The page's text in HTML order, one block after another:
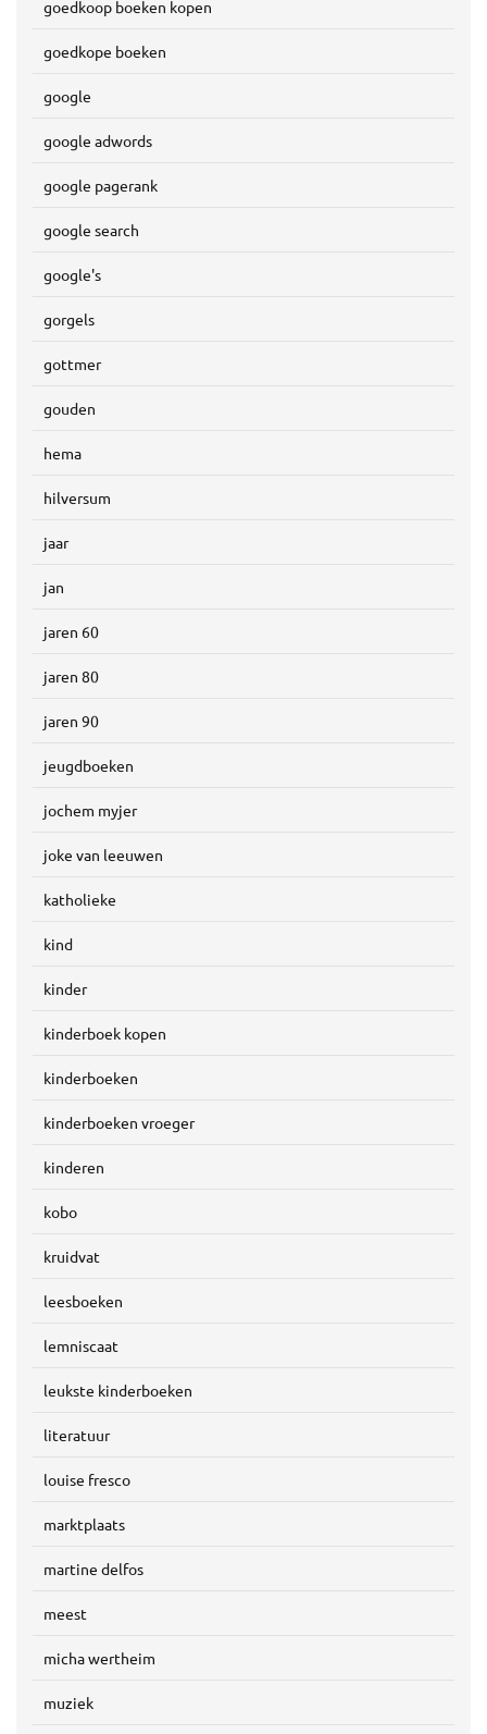
goedkoop boeken kopen
goedkope boeken
google
google adwords
google pagerank
google search
google's
gorgels
gottmer
gouden
hema
hilversum
jaar
jan
jaren 60
jaren 80
jaren 90
jeugdboeken
jochem myjer
joke van leeuwen
katholieke
kind
kinder
kinderboek kopen
kinderboeken
kinderboeken vroeger
kinderen
kobo
kruidvat
leesboeken
lemniscaat
leukste kinderboeken
literatuur
louise fresco
marktplaats
martine delfos
meest
micha wertheim
muziek